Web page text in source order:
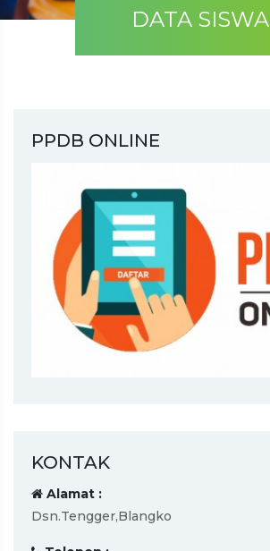
DATA SISWA
PPDB ONLINE
KONTAK
Alamat :
Dsn.Tengger,Blangko